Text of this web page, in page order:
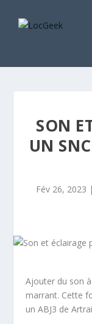
SON
UN
Fév 26, 2023 |
Ajouter du son
marrant. Cette
un ABJ3 de